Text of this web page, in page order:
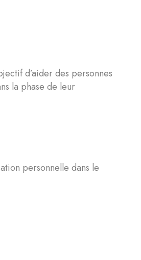
d’aider des personnes
la phase de leur
personnelle dans le